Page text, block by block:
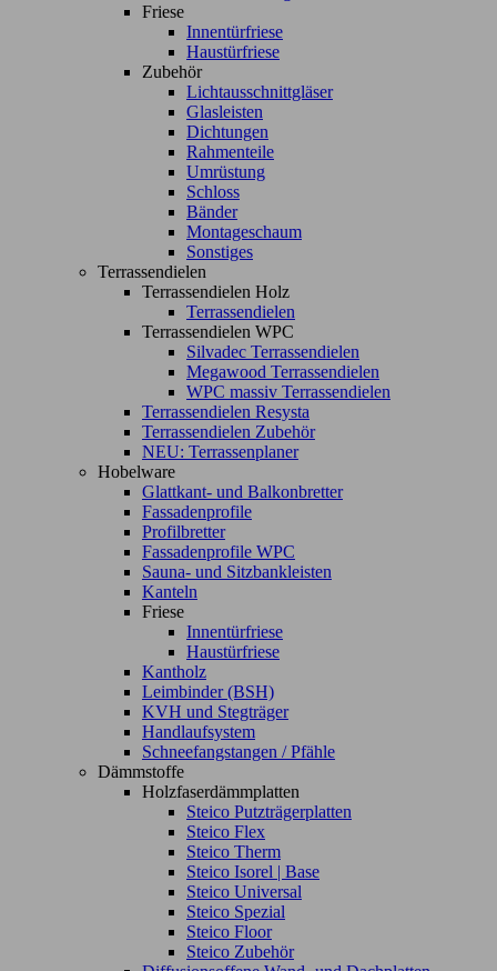
Friese
Innentürfriese
Haustürfriese
Zubehör
Lichtausschnittgläser
Glasleisten
Dichtungen
Rahmenteile
Umrüstung
Schloss
Bänder
Montageschaum
Sonstiges
Terrassendielen
Terrassendielen Holz
Terrassendielen
Terrassendielen WPC
Silvadec Terrassendielen
Megawood Terrassendielen
WPC massiv Terrassendielen
Terrassendielen Resysta
Terrassendielen Zubehör
NEU: Terrassenplaner
Hobelware
Glattkant- und Balkonbretter
Fassadenprofile
Profilbretter
Fassadenprofile WPC
Sauna- und Sitzbankleisten
Kanteln
Friese
Innentürfriese
Haustürfriese
Kantholz
Leimbinder (BSH)
KVH und Stegträger
Handlaufsystem
Schneefangstangen / Pfähle
Dämmstoffe
Holzfaserdämmplatten
Steico Putzträgerplatten
Steico Flex
Steico Therm
Steico Isorel | Base
Steico Universal
Steico Spezial
Steico Floor
Steico Zubehör